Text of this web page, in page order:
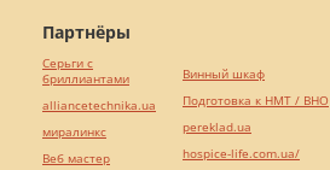
Партнёры
Серьги с
бриллиантами
alliancetechnika.ua
миралинкс
Веб мастер
Винный шкаф
Подготовка к НМТ / ВНО
pereklad.ua
hospice-life.com.ua/